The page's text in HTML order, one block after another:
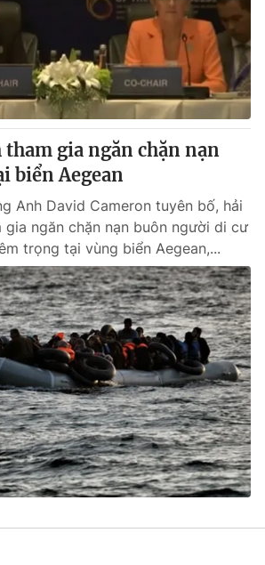
Truyền hình Việt Nam
báo VTV
in và báo điện tử số 483/GP-BTTTT
Thủy
Thị Mỹ Hạnh, Phạm Quốc Thắng,
355 931 - 024.38 355 932
024.66 897 897
7300.7108
gia ngăn chặn nạn
biển Aegean
Anh David Cameron tuyên bố, hải
gia ngăn chặn nạn buôn người di cư
trọng tại vùng biển Aegean,...